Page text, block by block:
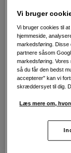
999
Antal
Fri fragt
Vi bruger
Vi bruger cookies til
hjemmeside,
markedsføring. Disse
partnere såsom
markedsføring. Vores
så du får den bedst
accepterer" kan vi
skræddersyet til dig.
Læs mere om,